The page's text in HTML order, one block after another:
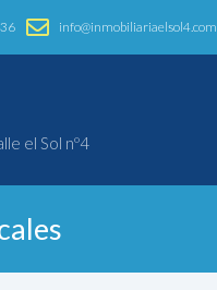
info@inmobiliariaelsol4.com
el Sol nº4